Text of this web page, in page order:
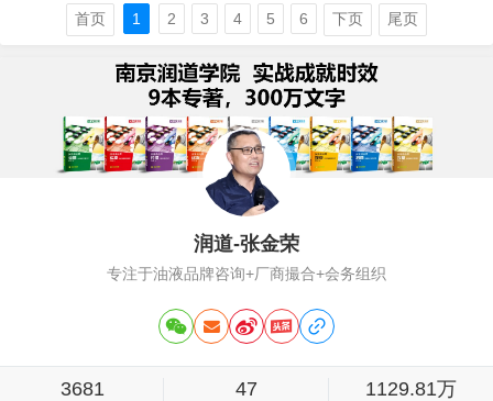
屈指可数，不仅是面包店，烤鸭店也几乎
店，几乎没有能做成连锁的，大都是开几
个分店就已经是极限了，为什么会这样
呢？不是资金…
首页 1 2 3 4 5 6 下页 尾页
润道-张金荣
专注于油液品牌咨询+厂商撮合+会务组织
3681 47 1129.81万